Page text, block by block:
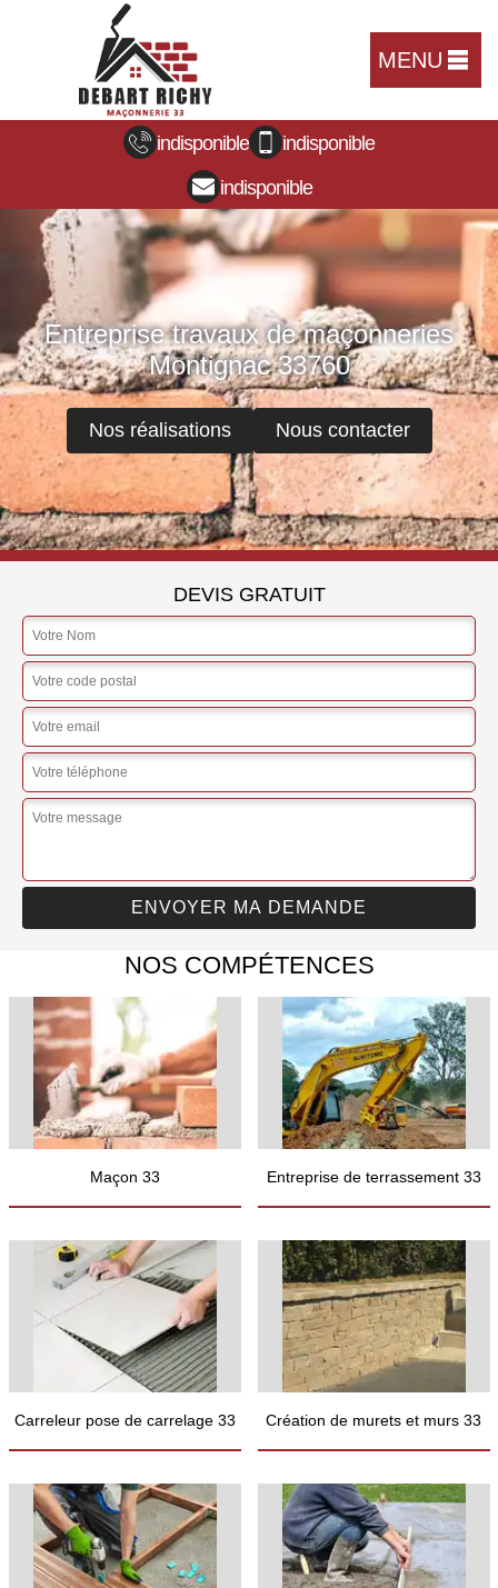
MENU
indisponible
indisponible
indisponible
Entreprise travaux de maçonneries
Montignac 33760
Nos réalisations Nous contacter
DEVIS GRATUIT
NOS COMPÉTENCES
Maçon 33 Entreprise de terrassement 33
Carreleur pose de carrelage 33 Création de murets et murs 33